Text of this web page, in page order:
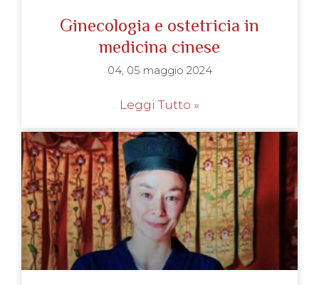
Ginecologia e ostetricia in
medicina cinese
04, 05 maggio 2024
Leggi Tutto »